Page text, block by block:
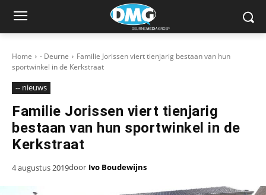
Home - Deurne
Familie Jorissen viert tienjarig bestaan van hun
sportwinkel in de Kerkstraat
-- nieuws
Familie Jorissen viert tienjarig
bestaan van hun sportwinkel in de
Kerkstraat
4 augustus 2019door Ivo Boudewijns